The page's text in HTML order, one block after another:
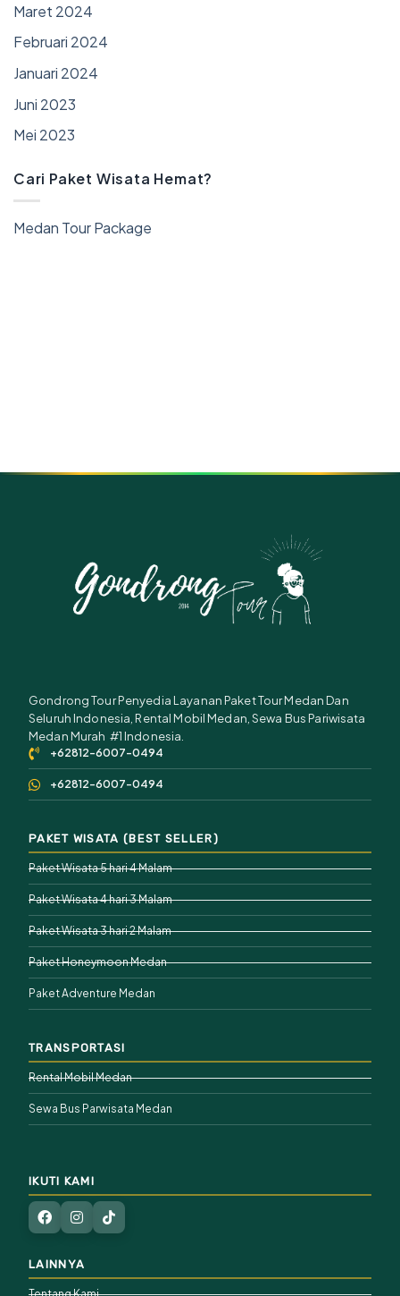
Maret 2024
Februari 2024
Januari 2024
Juni 2023
Mei 2023
Cari Paket Wisata Hemat?
Medan Tour Package
Gondrong Tour Penyedia Layanan Paket Tour Medan Dan
Seluruh Indonesia, Rental Mobil Medan, Sewa Bus Pariwisata
Medan Murah #1 Indonesia.
+62812-6007-0494
+62812-6007-0494
PAKET WISATA (BEST SELLER)
Paket Wisata 5 hari 4 Malam
Paket Wisata 4 hari 3 Malam
Paket Wisata 3 hari 2 Malam
Paket Honeymoon Medan
Paket Adventure Medan
TRANSPORTASI
Rental Mobil Medan
Sewa Bus Parwisata Medan
IKUTI KAMI
LAINNYA